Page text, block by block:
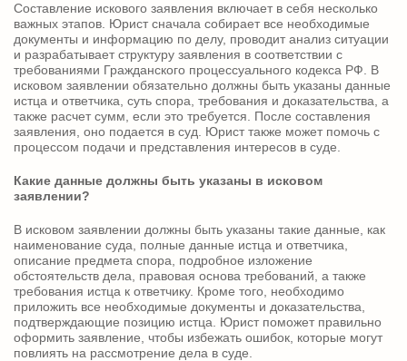
Составление искового заявления включает в себя несколько
важных этапов. Юрист сначала собирает все необходимые
документы и информацию по делу, проводит анализ ситуации
и разрабатывает структуру заявления в соответствии с
требованиями Гражданского процессуального кодекса РФ. В
исковом заявлении обязательно должны быть указаны данные
истца и ответчика, суть спора, требования и доказательства, а
также расчет сумм, если это требуется. После составления
заявления, оно подается в суд. Юрист также может помочь с
процессом подачи и представления интересов в суде.
Какие данные должны быть указаны в исковом
заявлении?
В исковом заявлении должны быть указаны такие данные, как
наименование суда, полные данные истца и ответчика,
описание предмета спора, подробное изложение
обстоятельств дела, правовая основа требований, а также
требования истца к ответчику. Кроме того, необходимо
приложить все необходимые документы и доказательства,
подтверждающие позицию истца. Юрист поможет правильно
оформить заявление, чтобы избежать ошибок, которые могут
повлиять на рассмотрение дела в суде.